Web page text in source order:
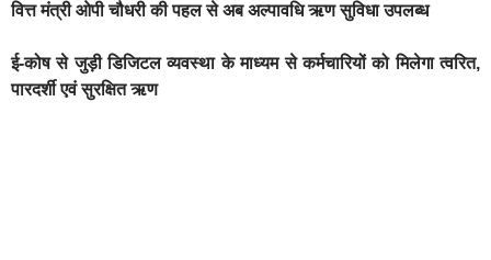
वित्त मंत्री ओपी चौधरी की पहल से अब अल्पावधि ऋण सुविधा उपलब्ध
ई-कोष से जुड़ी डिजिटल व्यवस्था के माध्यम से कर्मचारियों को मिलेगा त्वरित,
पारदर्शी एवं सुरक्षित ऋण